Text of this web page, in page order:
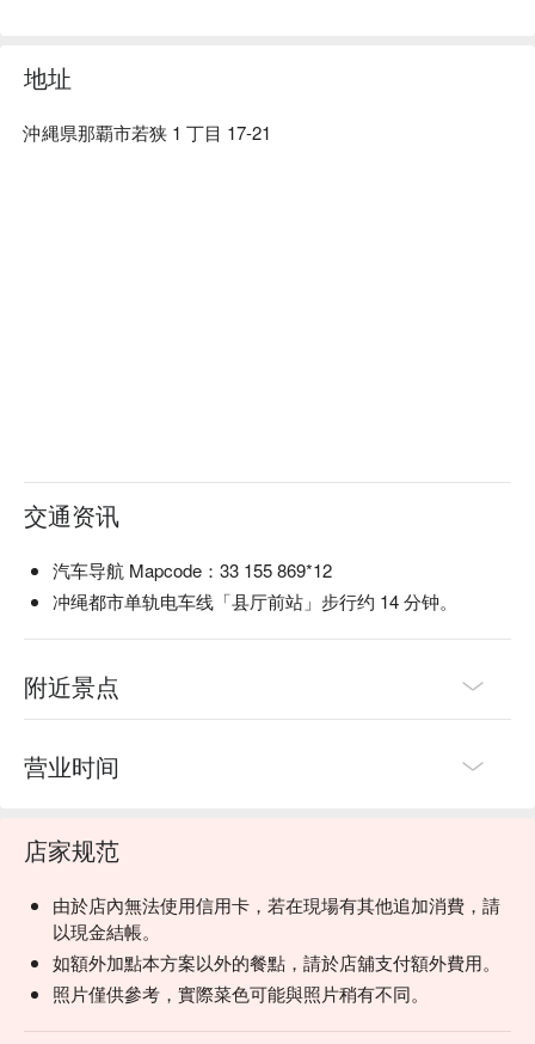
タコスの皮には沖縄県産のウコンを使用していて完全オリジ
タコスの皮からタコスミートまで全てお店の手作りです！
【附近延伸景点】位于对马纪念馆对面，从波之上海滩只要步
行约 30 秒！欢迎来观光的同时，品尝好吃又好拍的墨西哥夹
地址
沖縄県那覇市若狭 1 丁目 17-21
交通资讯
汽车导航 Mapcode：33 155 869*12
冲绳都市单轨电车线「县厅前站」步行约 14 分钟。
附近景点
营业时间
店家规范
由於店內無法使用信用卡，若在現場有其他追加消費，請
以現金結帳。
如額外加點本方案以外的餐點，請於店舖支付額外費用。
照片僅供參考，實際菜色可能與照片稍有不同。